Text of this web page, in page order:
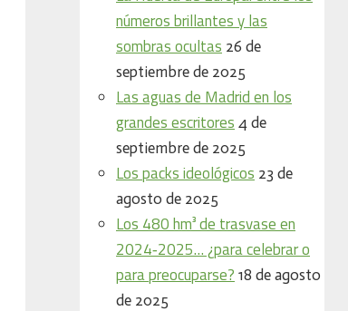
números brillantes y las
sombras ocultas 26 de
septiembre de 2025
Las aguas de Madrid en los
grandes escritores 4 de
septiembre de 2025
Los packs ideológicos 23 de
agosto de 2025
Los 480 hm³ de trasvase en
2024‑2025… ¿para celebrar o
para preocuparse? 18 de agosto
de 2025